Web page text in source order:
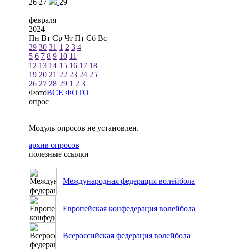
26 27 29
февраля
2024
Пн Вт Ср Чт Пт Сб Вс
29 30 31 1 2 3 4
5 6 7 8 9 10 11
12 13 14 15 16 17 18
19 20 21 22 23 24 25
26 27 28 29 1 2 3
ФотоВСЕ ФОТО
опрос
Модуль опросов не установлен.
архив опросов
полезные ссылки
Международная федерация волейбола
Европейская конфедерация волейбола
Всероссийская федерация волейбола